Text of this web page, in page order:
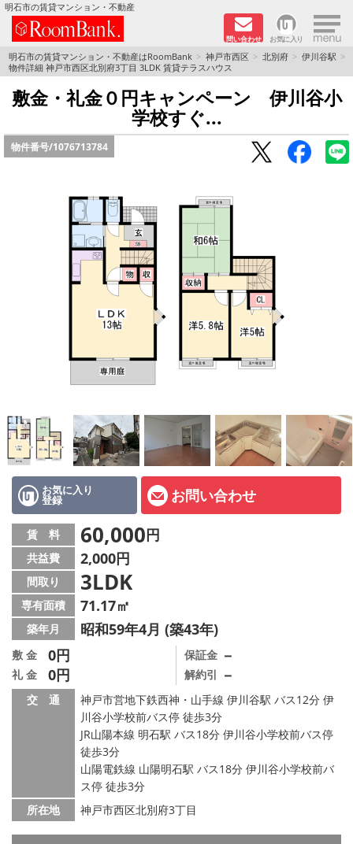
明石市の賃貸マンション・不動産
問い合わせ お気に入り ×
TOPページ
分譲マンションシリーズ
リノベーション物件
オートロック付き物件特集
路線·駅から探す
地域から探す
オーナー様へ
LINE公式アカウント
店舗情報·アクセス
会社概要
メールでお問い合わせ
明石市の賃貸マンション・不動産はRoomBank 神戸市西区 北別府
伊川谷駅
物件詳細 神戸市西区北別府3丁目 3LDK 賃貸テラスハウス
敷金・礼金０円キャンペーン 伊川谷小
学校すぐ...
物件番号/1076713784
お気に入り
登録 お問い合わせ
賃 料 60,000円
共益費 2,000円
間取り 3LDK
専有面積 71.17㎡
築年月 昭和59年4月 (築43年)
敷 金 0円
礼 金 0円
保証金 －
解約引 －
交 通
神戸市営地下鉄西神・山手線 伊川谷駅 バス12分 伊
川谷小学校前バス停 徒歩3分
JR山陽本線 明石駅 バス18分 伊川谷小学校前バス停
徒歩3分
山陽電鉄線 山陽明石駅 バス18分 伊川谷小学校前バ
ス停 徒歩3分
所在地
神戸市西区北別府3丁目